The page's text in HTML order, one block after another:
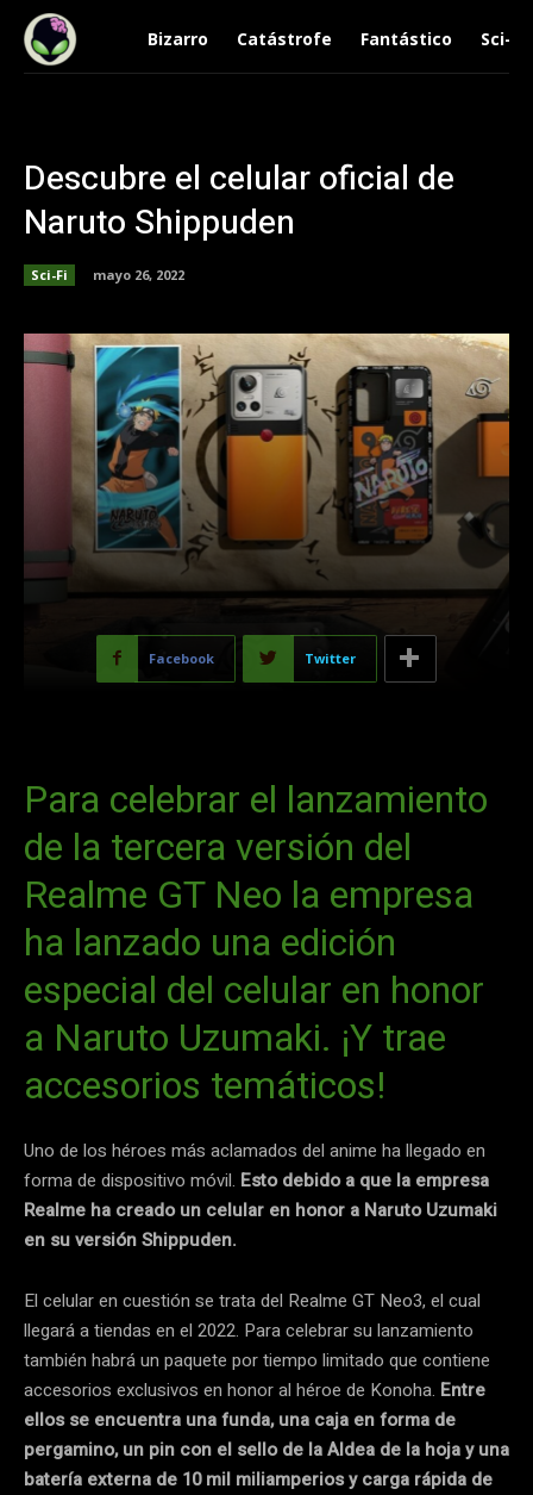
Bizarro Catástrofe Fantástico Sci-Fi
Descubre el celular oficial de
Naruto Shippuden
Sci-Fi mayo 26, 2022
Facebook Twitter
Para celebrar el lanzamiento
de la tercera versión del
Realme GT Neo la empresa
ha lanzado una edición
especial del celular en honor
a Naruto Uzumaki. ¡Y trae
accesorios temáticos!
Uno de los héroes más aclamados del anime ha llegado en
forma de dispositivo móvil. Esto debido a que la empresa
Realme ha creado un celular en honor a Naruto Uzumaki
en su versión Shippuden.
El celular en cuestión se trata del Realme GT Neo3, el cual
llegará a tiendas en el 2022. Para celebrar su lanzamiento
también habrá un paquete por tiempo limitado que contiene
accesorios exclusivos en honor al héroe de Konoha. Entre
ellos se encuentra una funda, una caja en forma de
pergamino, un pin con el sello de la Aldea de la hoja y una
batería externa de 10 mil miliamperios y carga rápida de